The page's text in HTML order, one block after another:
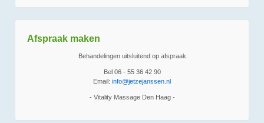
Afspraak maken
Behandelingen uitsluitend op afspraak
Bel 06 - 55 36 42 90
Email: info@jetzejanssen.nl
- Vitality Massage Den Haag -